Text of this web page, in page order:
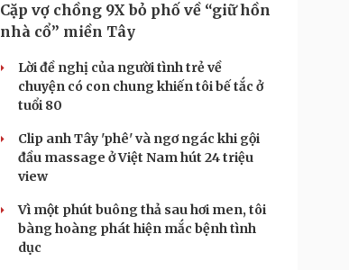
Cặp vợ chồng 9X bỏ phố về “giữ hồn
nhà cổ” miền Tây
Lời đề nghị của người tình trẻ về
chuyện có con chung khiến tôi bế tắc ở
tuổi 80
Clip anh Tây 'phê' và ngơ ngác khi gội
đầu massage ở Việt Nam hút 24 triệu
view
Vì một phút buông thả sau hơi men, tôi
bàng hoàng phát hiện mắc bệnh tình
dục